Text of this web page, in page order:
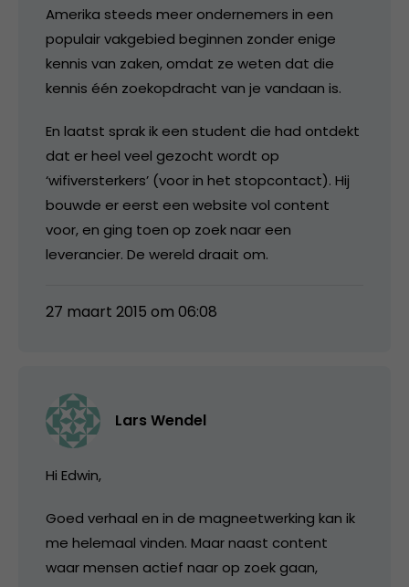
Amerika steeds meer ondernemers in een
populair vakgebied beginnen zonder enige
kennis van zaken, omdat ze weten dat die
kennis één zoekopdracht van je vandaan is.
En laatst sprak ik een student die had ontdekt
dat er heel veel gezocht wordt op
‘wifiversterkers’ (voor in het stopcontact). Hij
bouwde er eerst een website vol content
voor, en ging toen op zoek naar een
leverancier. De wereld draait om.
27 maart 2015 om 06:08
Lars Wendel
Hi Edwin,
Goed verhaal en in de magneetwerking kan ik
me helemaal vinden. Maar naast content
waar mensen actief naar op zoek gaan,